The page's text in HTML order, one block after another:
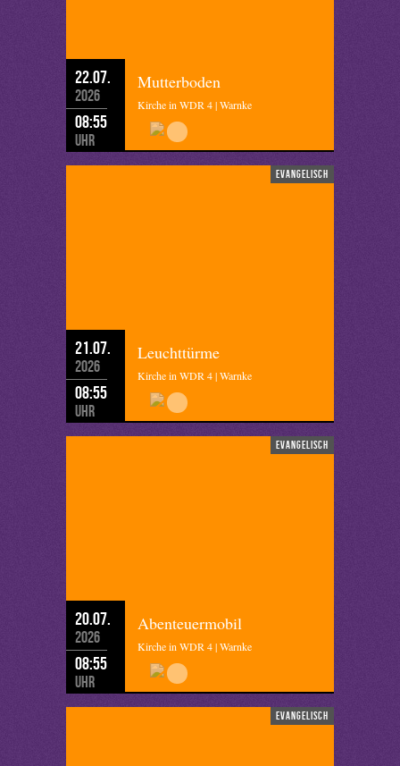
22.07.
2026
08:55
Uhr
Mutterboden
Kirche in WDR 4 | Warnke
evangelisch
21.07.
2026
08:55
Uhr
Leuchttürme
Kirche in WDR 4 | Warnke
evangelisch
20.07.
2026
08:55
Uhr
Abenteuermobil
Kirche in WDR 4 | Warnke
evangelisch